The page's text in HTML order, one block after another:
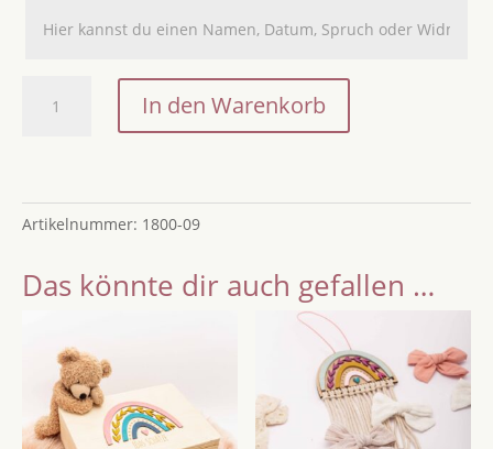
Spardose,
Regenbogen,
Spardose
Spardose
Kinderspardose,
Geschenk
zur
In den Warenkorb
Artikelnummer: 1800-09
Das könnte dir auch gefallen …